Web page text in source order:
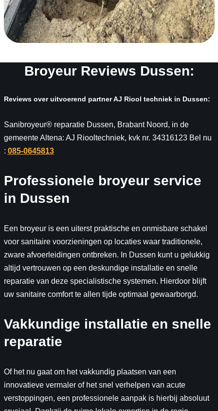
Broyeur Reviews Dussen:
Reviews over uitvoerend partner AJ Riool techniek in Dussen:
Sanibroyeur® reparatie Dussen, Brabant Noord, in de
gemeente Altena: AJ Riooltechniek, kvk nr. 34316123 Bel nu
: 085-0645813
Professionele broyeur service
in Dussen
Een broyeur is een uiterst praktische en onmisbare schakel
voor sanitaire voorzieningen op locaties waar traditionele,
zware afvoerleidingen ontbreken. In Dussen kunt u gelukkig
altijd vertrouwen op een deskundige installatie en snelle
reparatie van deze specialistische systemen. Hierdoor blijft
uw sanitaire comfort te allen tijde optimaal gewaarborgd.
Vakkundige installatie en snelle
reparatie
Of het nu gaat om het vakkundig plaatsen van een
innovatieve vermaler of het snel verhelpen van acute
verstoppingen, een professionele aanpak is hierbij absoluut